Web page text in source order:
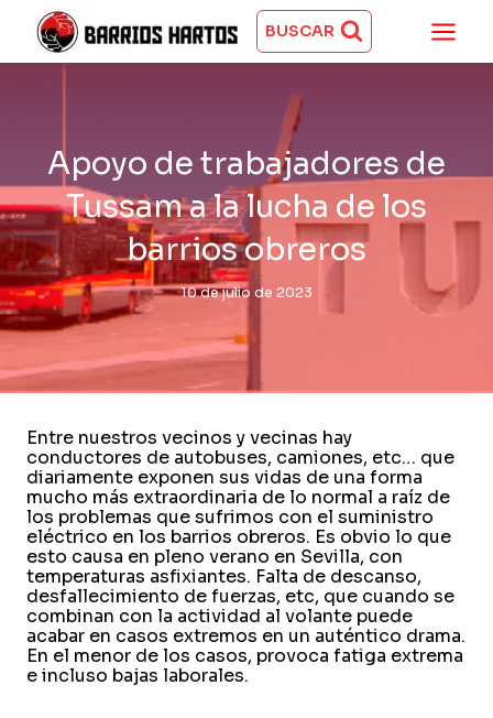
Saltar
contenido
BUSCAR
Apoyo de trabajadores de
Tussam a la lucha de los
barrios obreros
10 de julio de 2023
Entre nuestros vecinos y vecinas hay
conductores de autobuses, camiones, etc… que
diariamente exponen sus vidas de una forma
mucho más extraordinaria de lo normal a raíz de
los problemas que sufrimos con el suministro
eléctrico en los barrios obreros. Es obvio lo que
esto causa en pleno verano en Sevilla, con
temperaturas asfixiantes. Falta de descanso,
desfallecimiento de fuerzas, etc, que cuando se
combinan con la actividad al volante puede
acabar en casos extremos en un auténtico drama.
En el menor de los casos, provoca fatiga extrema
e incluso bajas laborales.